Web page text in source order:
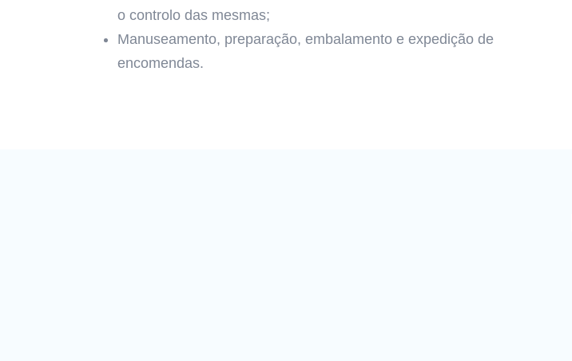
o controlo das mesmas;
Manuseamento, preparação, embalamento e expedição de
encomendas.